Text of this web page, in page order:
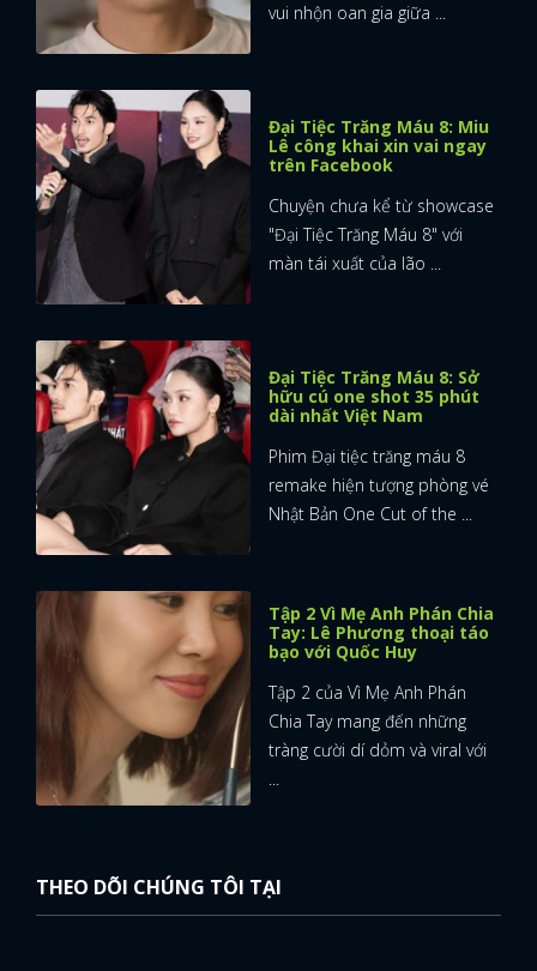
vui nhộn oan gia giữa ...
Đại Tiệc Trăng Máu 8: Miu
Lê công khai xin vai ngay
trên Facebook
Chuyện chưa kể từ showcase
"Đại Tiệc Trăng Máu 8" với
màn tái xuất của lão ...
Đại Tiệc Trăng Máu 8: Sở
hữu cú one shot 35 phút
dài nhất Việt Nam
Phim Đại tiệc trăng máu 8
remake hiện tượng phòng vé
Nhật Bản One Cut of the ...
Tập 2 Vì Mẹ Anh Phán Chia
Tay: Lê Phương thoại táo
bạo với Quốc Huy
Tập 2 của Vì Mẹ Anh Phán
Chia Tay mang đến những
tràng cười dí dỏm và viral với
...
THEO DÕI CHÚNG TÔI TẠI